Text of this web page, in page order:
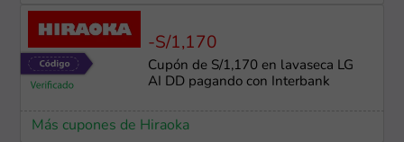
-S/1,170
Cupón de S/1,170 en lavaseca LG
AI DD pagando con Interbank
Más cupones de Hiraoka